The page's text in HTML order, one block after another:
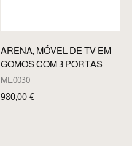
ARENA, MÓVEL DE TV EM
GOMOS COM 3 PORTAS
ME0030
980,00 €